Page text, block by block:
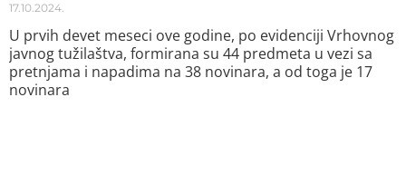
17.10.2024.
U prvih devet meseci ove godine, po evidenciji Vrhovnog
javnog tužilaštva, formirana su 44 predmeta u vezi sa
pretnjama i napadima na 38 novinara, a od toga je 17
novinara